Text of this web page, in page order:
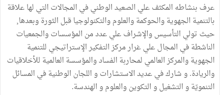
عرف بنشاطه المكثف علي الصعيد الوطني في المجالات التي لها علاقة
بالتنمية الجهوية والحوكمة والعلوم والتكنولوجيا قبل الثورة وبعدها¸
حيث تولي التأسيس والإشراف علي عدد من المؤسسات والجمعيات
الناشطة في المجال علي غرار مركز التفكير الإستراتيجي للتنمية
الجهوية والمركز العالمي لمحاربة الفساد والمؤسسة العالمية للأخلاقيات
والريادة. و شارك في عديد الاستشارات و اللجان الوطنية في المسائل
التنمويّة و التشغيل و التكوين والعلوم و الهندسة.